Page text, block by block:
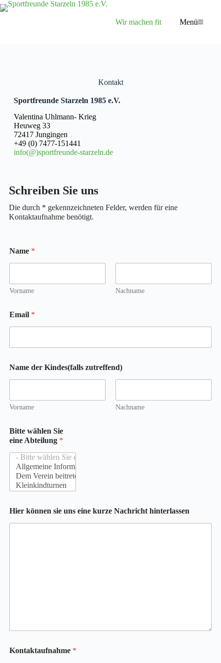
Wir machen fit Menü
Kontakt
Sportfreunde Starzeln 1985 e.V.
Valentina Uhlmann- Krieg
Heuweg 33
72417 Jungingen
+49 (0) 7477-151441
info(@)sportfreunde-starzeln.de
Schreiben Sie uns
Die durch * gekennzeichneten Felder, werden für eine
Kontaktaufnahme benötigt.
Name *
Vorname Nachname
Email *
Name der Kindes(falls zutreffend)
Vorname Nachname
Bitte wählen Sie
eine Abteilung *
Hier können sie uns eine kurze Nachricht hinterlassen
n
Kontaktaufnahme *